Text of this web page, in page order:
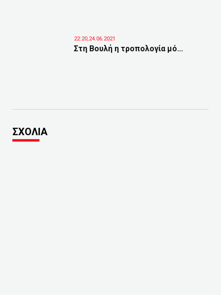
22:20,24.06.2021
Στη Βουλή η τροπολογία μό...
ΣΧΟΛΙΑ